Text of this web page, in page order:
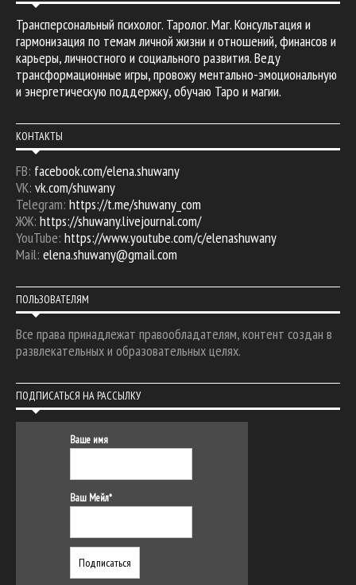
Трансперсональный психолог. Таролог. Маг. Консультация и
гармонизация по темам личной жизни и отношений, финансов и
карьеры, личностного и социального развития. Веду
трансформационные игры, провожу ментально-эмоциональную
и энергетическую поддержку, обучаю Таро и магии.
КОНТАКТЫ
FB: facebook.com/elena.shuwany
VK: vk.com/shuwany
Telegram: https://t.me/shuwany_com
ЖЖ: https://shuwany.livejournal.com/
YouTube: https://www.youtube.com/c/elenashuwany
Mail: elena.shuwany@gmail.com
ПОЛЬЗОВАТЕЛЯМ
Все права принадлежат правообладателям, контент создан в
развлекательных и образовательных целях.
ПОДПИСАТЬСЯ НА РАССЫЛКУ
Ваше имя
Ваш Мейл*